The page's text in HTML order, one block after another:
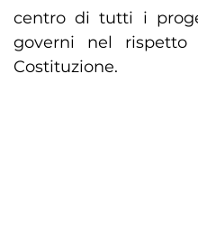
centro di tutti i
governi nel rispetto
Costituzione.